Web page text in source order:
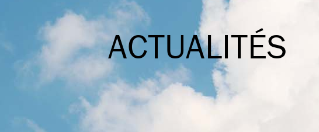
ACTUALITÉS